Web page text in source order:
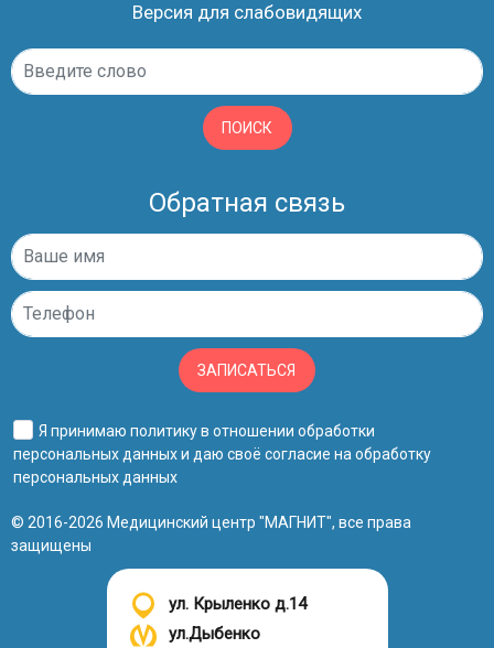
Версия для слабовидящих
ПОИСК
Обратная связь
ЗАПИСАТЬСЯ
Я принимаю политику в отношении обработки
персональных данныхи даю своё согласие на обработку
персональных данных
© 2016-2026 Медицинский центр "МАГНИТ", все права
защищены
ул. Крыленко д.14
ул.Дыбенко